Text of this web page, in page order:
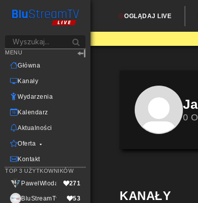
OGLĄDAJ LIVE
MENU
Główna
Kanały
Wydarzenia
Kalendarz
Aktualności
Oferta
Kontakt
TOP 3 UŻYTKOWNIKÓW
PawelWlodarczak271
BluStreamTvLive53
0
KANAŁY